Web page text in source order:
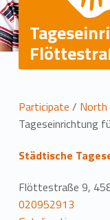
L
o
c
a
Participate / North
Tageseinrichtung
Städtische
Flöttestraße 9,
020952913